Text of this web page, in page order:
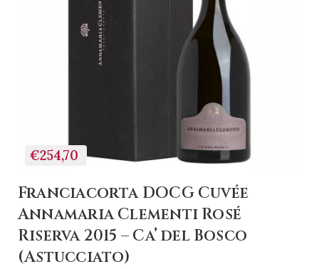
€254,70
Franciacorta DOCG Cuvée
Annamaria Clementi Rosé
Riserva 2015 – Ca’ del Bosco
(Astucciato)